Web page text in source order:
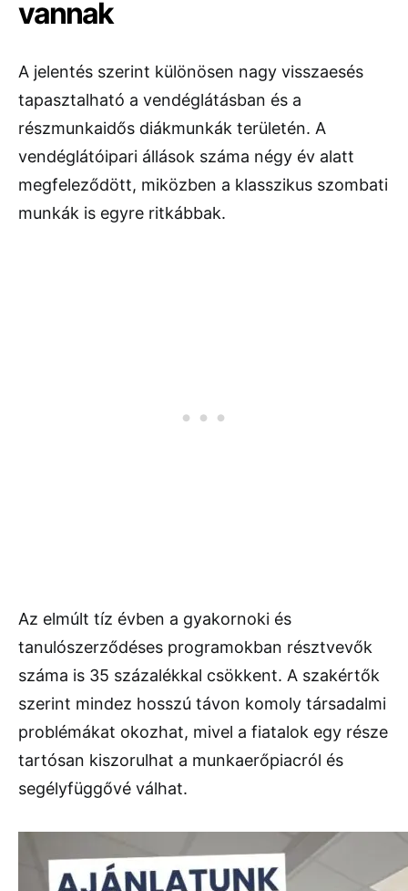
vannak
A jelentés szerint különösen nagy visszaesés
tapasztalható a vendéglátásban és a
részmunkaidős diákmunkák területén. A
vendéglátóipari állások száma négy év alatt
megfeleződött, miközben a klasszikus szombati
munkák is egyre ritkábbak.
Az elmúlt tíz évben a gyakornoki és
tanulószerződéses programokban résztvevők
száma is 35 százalékkal csökkent. A szakértők
szerint mindez hosszú távon komoly társadalmi
problémákat okozhat, mivel a fiatalok egy része
tartósan kiszorulhat a munkaerőpiacról és
segélyfüggővé válhat.